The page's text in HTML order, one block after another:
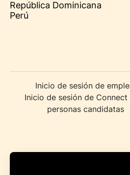
República Dominicana
Perú
Inicio de sesión de
Inicio de sesión de Connect
personas candidatas